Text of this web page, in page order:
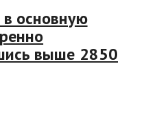
основную
выше 2850